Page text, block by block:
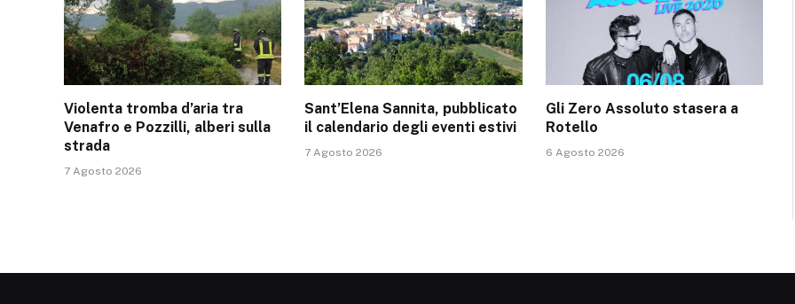
Violenta tromba d’aria tra
Venafro e Pozzilli, alberi sulla
strada
7 Agosto 2026
Sant’Elena Sannita, pubblicato
il calendario degli eventi estivi
7 Agosto 2026
Gli Zero Assoluto stasera a
Rotello
6 Agosto 2026